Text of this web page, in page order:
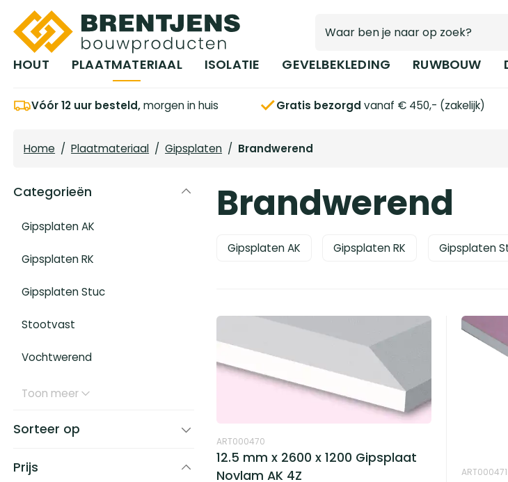
Ga naar hoofdinhoud
HOUT PLAATMATERIAAL ISOLATIE GEVELBEKLEDING RUWBOUW
Vóór 12 uur besteld,morgen in huis Gratis bezorgd vanaf € 450,- (zakelijk)
Home / Plaatmateriaal / Gipsplaten / Brandwerend
Brandwerend
Gipsplaten AK Gipsplaten RK Gipsplaten
ART000470
12.5 mm x 2600 x 1200 Gipsplaat
Novlam AK 4Z
ART000471
Categorieën
Gipsplaten AK
Gipsplaten RK
Gipsplaten Stuc
Stootvast
Vochtwerend
Toon meer
Sorteer op
Prijs